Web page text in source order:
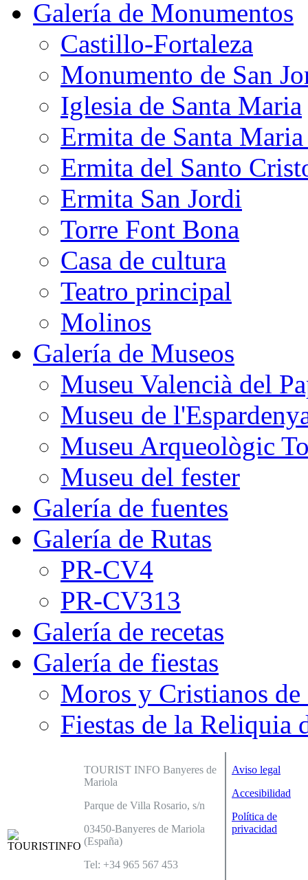
Galería de Monumentos
Castillo-Fortaleza
Monumento de San
Iglesia de Santa Maria
Ermita de Santa
Ermita del Santo
Ermita San Jordi
Torre Font Bona
Casa de cultura
Teatro principal
Molinos
Galería de Museos
Museu Valencià del
Museu de
Museu Arqueològic
Museu del fester
Galería de fuentes
Galería de Rutas
PR-CV4
PR-CV313
Galería de recetas
Galería de fiestas
Moros y Cristianos de
Fiestas de la Reliquia
TOURIST INFO Banyeres de
Mariola
Parque de Villa Rosario, s/n
03450-Banyeres de Mariola
(España)
Tel: +34 965 567 453
Aviso legal
Accesibilidad
Política de
privacidad